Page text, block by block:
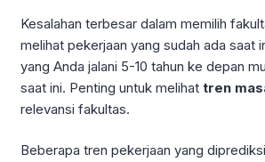
Kesalahan terbesar dalam memilih
melihat pekerjaan yang sudah ada saat
yang Anda jalani 5-10 tahun ke depan
saat ini. Penting untuk melihat tren
relevansi fakultas.
Beberapa tren pekerjaan yang